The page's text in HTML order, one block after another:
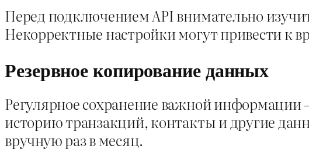
Перед подключением API внимательно
Некорректные настройки могут привести к
Резервное копирование данных
Регулярное сохранение важной информации
историю транзакций, контакты и другие
вручную раз в месяц.